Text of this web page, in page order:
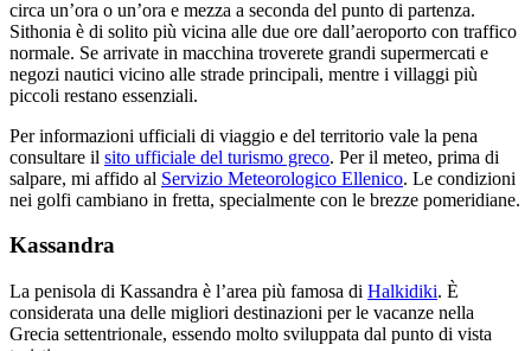
circa un’ora o un’ora e mezza a seconda del punto di partenza.
Sithonia è di solito più vicina alle due ore dall’aeroporto con traffico
normale. Se arrivate in macchina troverete grandi supermercati e
negozi nautici vicino alle strade principali, mentre i villaggi più
piccoli restano essenziali.
Per informazioni ufficiali di viaggio e del territorio vale la pena
consultare il sito ufficiale del turismo greco. Per il meteo, prima di
salpare, mi affido al Servizio Meteorologico Ellenico. Le condizioni
nei golfi cambiano in fretta, specialmente con le brezze pomeridiane.
Kassandra
La penisola di Kassandra è l’area più famosa di Halkidiki. È
considerata una delle migliori destinazioni per le vacanze nella
Grecia settentrionale, essendo molto sviluppata dal punto di vista